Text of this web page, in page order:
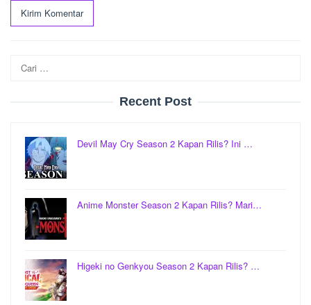
Cari
untuk:
Recent Post
Devil May Cry Season 2 Kapan Rilis? Ini …
Anime Monster Season 2 Kapan Rilis? Mari…
Higeki no Genkyou Season 2 Kapan Rilis? …